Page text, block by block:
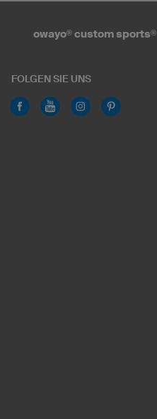
owayo® custom sports®
FOLGEN SIE UNS